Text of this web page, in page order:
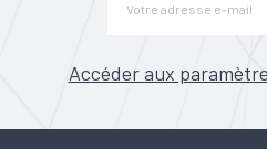
Accéder aux